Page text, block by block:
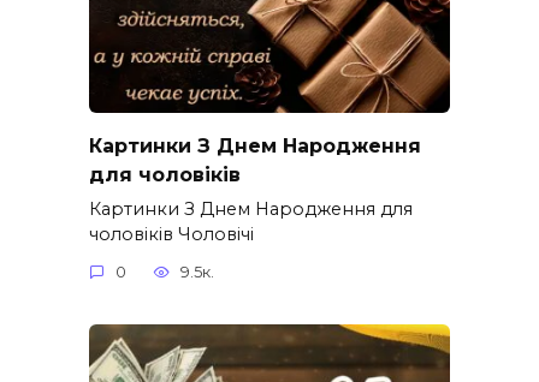
Картинки З Днем Народження
для чоловіків​
Картинки З Днем Народження для
чоловіків​ Чоловічі
0 9.5к.